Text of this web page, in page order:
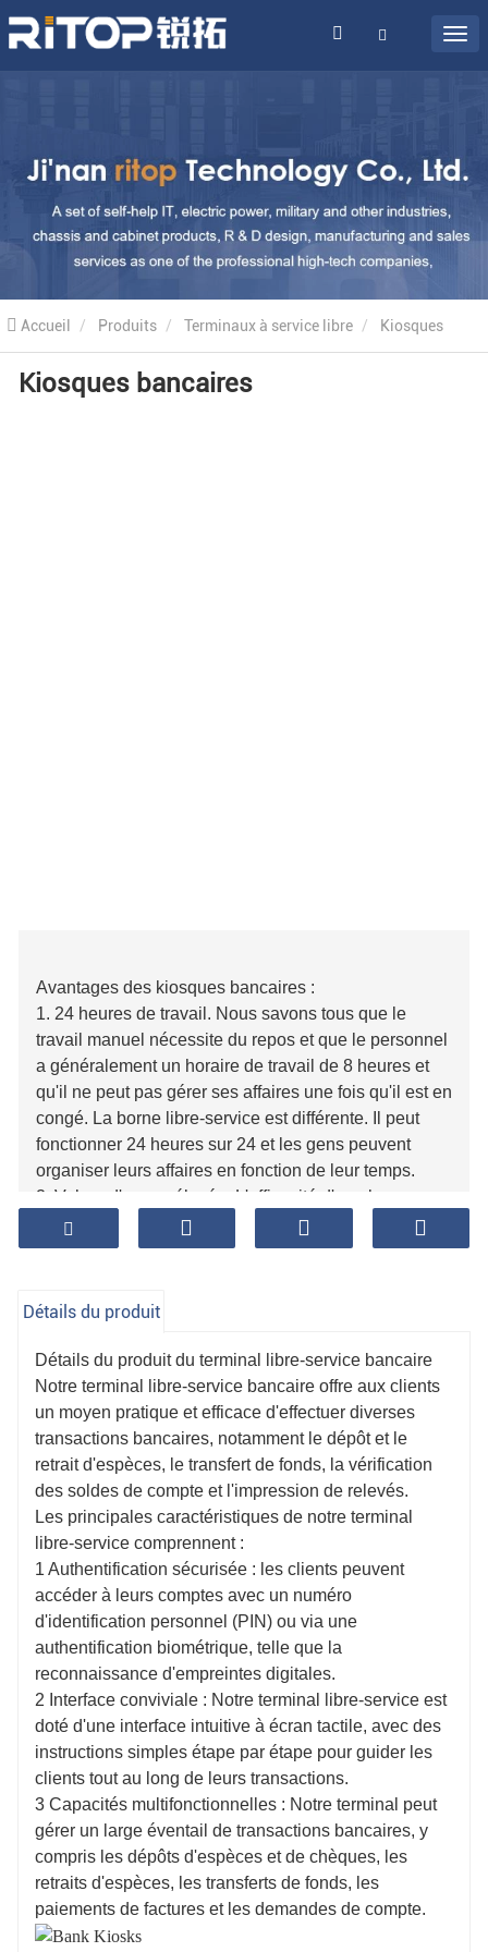
Accueil Produits Terminaux à service libre Kiosques
bancaires Kiosques bancaires
Kiosques bancaires
Avantages des kiosques bancaires :
1. 24 heures de travail. Nous savons tous que le
travail manuel nécessite du repos et que le personnel
a généralement un horaire de travail de 8 heures et
qu'il ne peut pas gérer ses affaires une fois qu'il est en
congé. La borne libre-service est différente. Il peut
fonctionner 24 heures sur 24 et les gens peuvent
organiser leurs affaires en fonction de leur temps.
2. Valeur d'usage élevée. L'efficacité d'une borne
libre-service est généralement bien supérieure à celle
d'une manuelle, car elle n'a pas besoin de repos. Et le
beaucoup plus élevé que le coût d'achat d'un terminal
en libre-service bancaire. Pour les banques, l'ajout
d'équipements de terminaux en libre-service peut non
seulement réduire les coûts, mais également
améliorer l'efficacité du travail.
Détails du produit
Détails du produit du terminal libre-service bancaire
Notre terminal libre-service bancaire offre aux clients
un moyen pratique et efficace d'effectuer diverses
transactions bancaires, notamment le dépôt et le
retrait d'espèces, le transfert de fonds, la vérification
des soldes de compte et l'impression de relevés.
Les principales caractéristiques de notre terminal
libre-service comprennent :
1 Authentification sécurisée : les clients peuvent
accéder à leurs comptes avec un numéro
d'identification personnel (PIN) ou via une
authentification biométrique, telle que la
reconnaissance d'empreintes digitales.
2 Interface conviviale : Notre terminal libre-service est
doté d'une interface intuitive à écran tactile, avec des
instructions simples étape par étape pour guider les
clients tout au long de leurs transactions.
3 Capacités multifonctionnelles : Notre terminal peut
gérer un large éventail de transactions bancaires, y
compris les dépôts d'espèces et de chèques, les
retraits d'espèces, les transferts de fonds, les
paiements de factures et les demandes de compte.